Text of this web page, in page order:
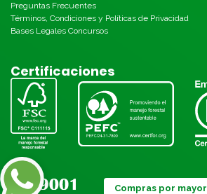
Preguntas Frecuentes
Términos, Condiciones y Políticas de Privacidad
Bases Legales Concursos
Certificaciones
Compras por mayor